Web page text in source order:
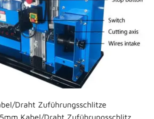
Draht Zuführungsschlitze
Kabel/Draht Zuführungsschlitz